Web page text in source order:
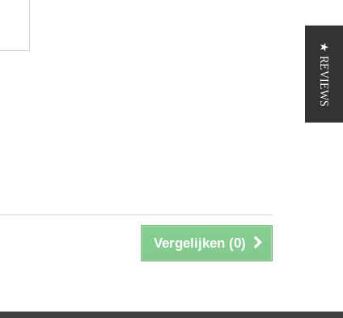
Vergelijken (0)
★ REVIEWS